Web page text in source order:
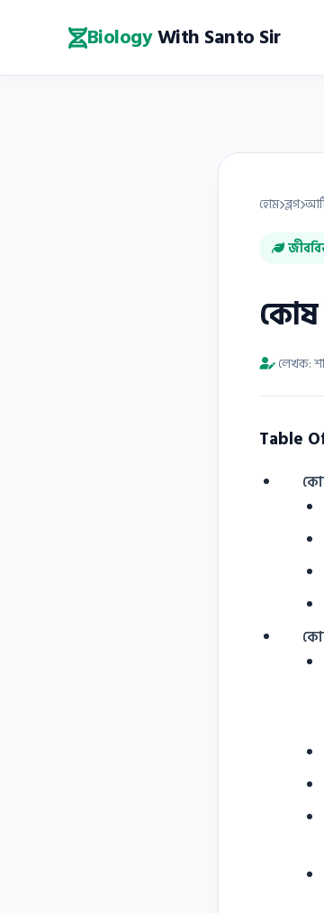
BiologyWith Santo Sir
হোম ব্লগ
কোষ
লেখক:
Table